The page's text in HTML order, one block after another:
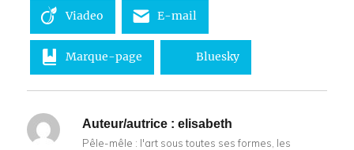
Viadeo E-mail
Marque-page Bluesky
Auteur/autrice : elisabeth
Pêle-mêle : l'art sous toutes ses formes, les